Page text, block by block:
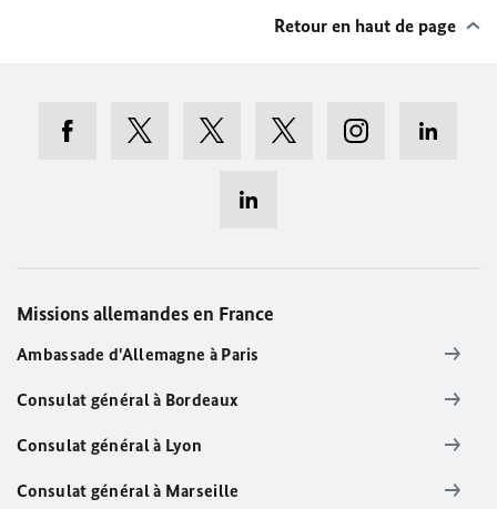
Retour en haut de page
Missions allemandes en France
Ambassade d'Allemagne à Paris
Consulat général à Bordeaux
Consulat général à Lyon
Consulat général à Marseille